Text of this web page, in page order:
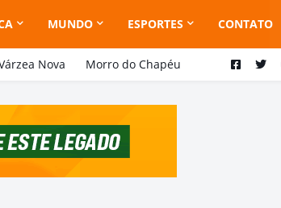
MUNDO ESPORTES CONTATO
Nova Morro do Chapéu